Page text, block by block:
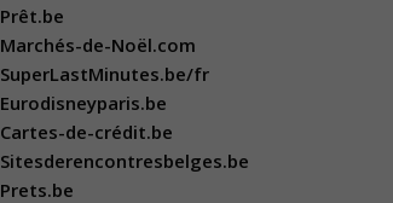
Prêt.be
Marchés-de-Noël.com
SuperLastMinutes.be/fr
Eurodisneyparis.be
Cartes-de-crédit.be
Sitesderencontresbelges.be
Prets.be